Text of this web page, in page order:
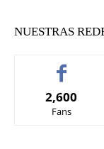
NUESTRAS
2,600
Fans